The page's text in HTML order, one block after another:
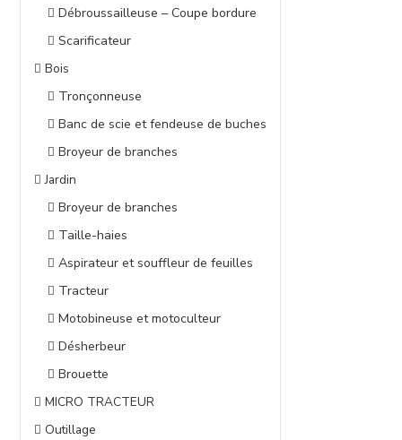
Débroussailleuse – Coupe bordure
Scarificateur
Bois
Tronçonneuse
Banc de scie et fendeuse de buches
Broyeur de branches
Jardin
Broyeur de branches
Taille-haies
Aspirateur et souffleur de feuilles
Tracteur
Motobineuse et motoculteur
Désherbeur
Brouette
MICRO TRACTEUR
Outillage